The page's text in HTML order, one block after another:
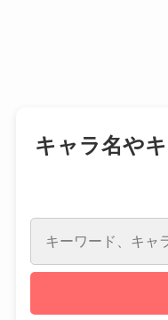
キャラ名や